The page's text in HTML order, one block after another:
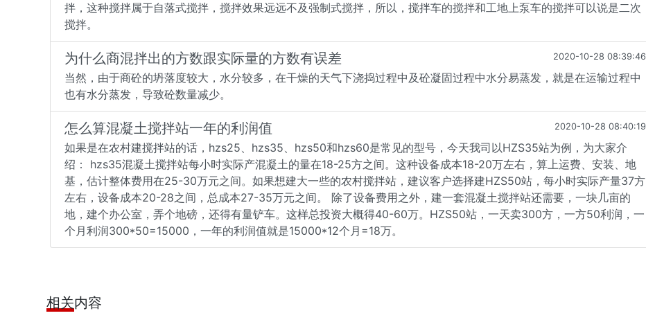
拌，这种搅拌属于自落式搅拌，搅拌效果远远不及强制式搅拌，所以，搅拌车的搅拌和工地上泵车的搅拌可以说是二次
搅拌。
为什么商混拌出的方数跟实际量的方数有误差 2020-10-28 08:39:46
当然，由于商砼的坍落度较大，水分较多，在干燥的天气下浇捣过程中及砼凝固过程中水分易蒸发，就是在运输过程中
也有水分蒸发，导致砼数量减少。
怎么算混凝土搅拌站一年的利润值 2020-10-28 08:40:19
如果是在农村建搅拌站的话，hzs25、hzs35、hzs50和hzs60是常见的型号，今天我司以HZS35站为例，为大家介
绍： hzs35混凝土搅拌站每小时实际产混凝土的量在18-25方之间。这种设备成本18-20万左右，算上运费、安装、地
基，估计整体费用在25-30万元之间。如果想建大一些的农村搅拌站，建议客户选择建HZS50站，每小时实际产量37方
左右，设备成本20-28之间，总成本27-35万元之间。 除了设备费用之外，建一套混凝土搅拌站还需要，一块几亩的
地，建个办公室，弄个地磅，还得有量铲车。这样总投资大概得40-60万。HZS50站，一天卖300方，一方50利润，一
个月利润300*50=15000，一年的利润值就是15000*12个月=18万。
相关内容